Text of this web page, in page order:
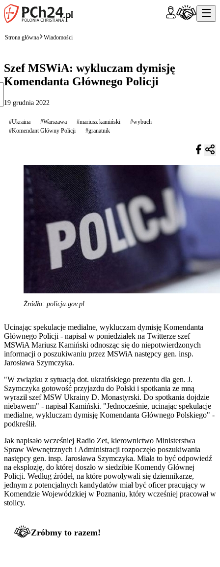
Strona główna Wiadomości
Szef MSWiA: wykluczam dymisję
Komendanta Głównego Policji
19 grudnia 2022
#Ukraina #Warszawa #mariusz kamiński
#wybuch
#Komendant Główny Policji
#granatnik
Źródło: policja.gov.pl
Ucinając spekulacje medialne, wykluczam dymisję Komendanta
Głównego Policji - napisał w poniedziałek na Twitterze szef
MSWiA Mariusz Kamiński odnosząc się do niepotwierdzonych
informacji o poszukiwaniu przez MSWiA następcy gen. insp.
Jarosława Szymczyka.
"W związku z sytuacją dot. ukraińskiego prezentu dla gen. J.
Szymczyka gotowość przyjazdu do Polski i spotkania ze mną
wyraził szef MSW Ukrainy D. Monastyrski. Do spotkania dojdzie
niebawem" - napisał Kamiński. "Jednocześnie, ucinając spekulacje
medialne, wykluczam dymisję Komendanta Głównego Polskiego" -
podkreślił.
Jak napisało wcześniej Radio Zet, kierownictwo Ministerstwa
Spraw Wewnętrznych i Administracji rozpoczęło poszukiwania
następcy gen. insp. Jarosława Szymczyka. Miała to być odpowiedź
na eksplozję, do której doszło w siedzibie Komendy Głównej
Policji. Według źródeł, na które powoływali się dziennikarze,
jednym z potencjalnych kandydatów miał być oficer pracujący w
Komendzie Wojewódzkiej w Poznaniu, który wcześniej pracował w
stolicy.
Zróbmy to razem!